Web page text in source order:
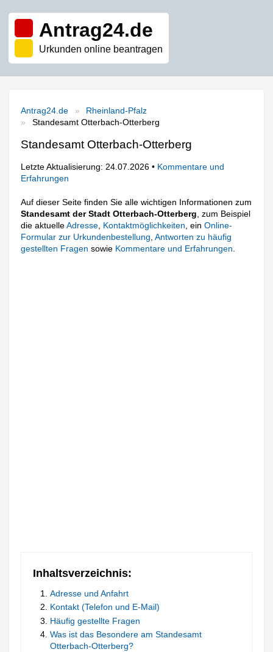
Antrag24.de
Urkunden online beantragen
Antrag24.de
Rheinland-Pfalz
Standesamt Otterbach-Otterberg
Standesamt Otterbach-Otterberg
Letzte Aktualisierung: 24.07.2026 • Kommentare und
Erfahrungen
Auf dieser Seite finden Sie alle wichtigen Informationen zum
Standesamt der Stadt Otterbach-Otterberg , zum Beispiel
die aktuelleAdresse Kontaktmöglichkeiten , einOnline-
Formular zur Urkundenbestellung ,Antworten zu häufig
gestellten Fragen sowie Kommentare und Erfahrungen
Inhaltsverzeichnis:
Adresse und Anfahrt
Kontakt (Telefon und E-Mail)
Häufig gestellte Fragen
Was ist das Besondere am Standesamt
Otterbach-Otterberg?